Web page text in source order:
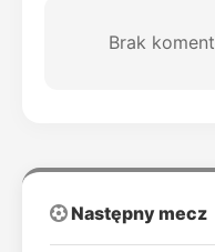
Brak
Następny mecz